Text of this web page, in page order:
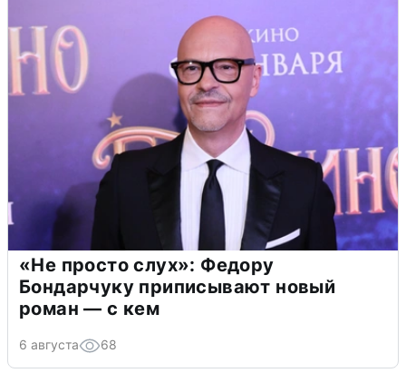
«Не просто слух»: Федору
Бондарчуку приписывают новый
роман — с кем
6 августа 68